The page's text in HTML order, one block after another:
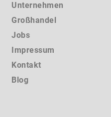
Unternehmen
Großhandel
Jobs
Impressum
Kontakt
Blog